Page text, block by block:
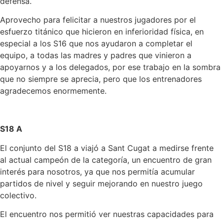
Aprovecho para felicitar a nuestros jugadores por el
esfuerzo titánico que hicieron en inferioridad física, en
especial a los S16 que nos ayudaron a completar el
equipo, a todas las madres y padres que vinieron a
apoyarnos y a los delegados, por ese trabajo en la sombra
que no siempre se aprecia, pero que los entrenadores
agradecemos enormemente.
S18 A
El conjunto del S18 a viajó a Sant Cugat a medirse frente
al actual campeón de la categoría, un encuentro de gran
interés para nosotros, ya que nos permitía acumular
partidos de nivel y seguir mejorando en nuestro juego
colectivo.
El encuentro nos permitió ver nuestras capacidades para